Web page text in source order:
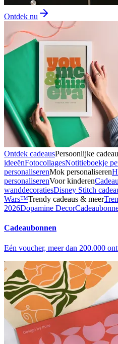
Ontdek nu
Ontdek cadeausPersoonlijke
ideeënFotocollagesNotitieboekje
personaliserenMok personaliseren
personaliserenVoor kinderen
wanddecoratiesDisney Stitch
Wars™Trendy cadeaus & meer
2026Dopamine Decor
Cadeaubonnen
Eén voucher, meer dan 200.000